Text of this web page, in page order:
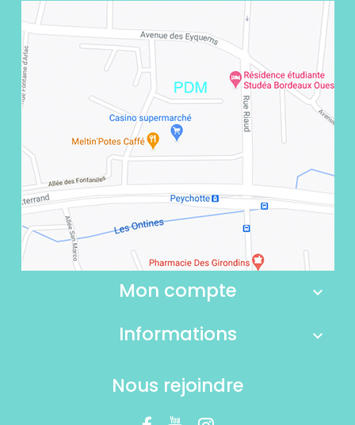
Mon compte
Informations
Nous rejoindre